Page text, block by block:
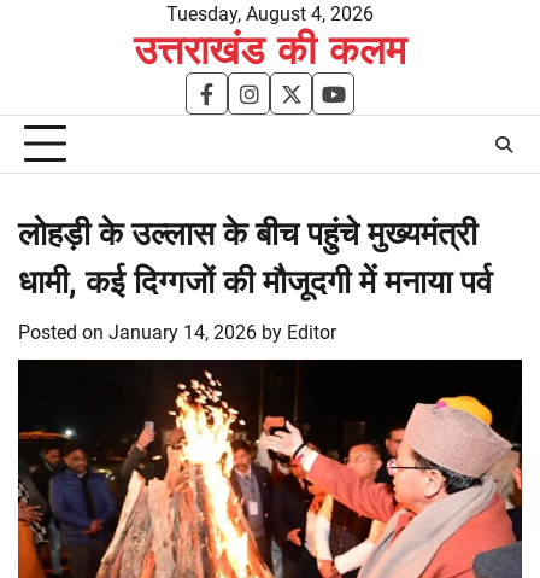
Tuesday, August 4, 2026
उत्तराखंड की कलम
facebookinstagram
twitteryoutube
लोहड़ी के उल्लास के बीच पहुंचे मुख्यमंत्री
धामी, कई दिग्गजों की मौजूदगी में मनाया पर्व
Posted on January 14, 2026 by Editor